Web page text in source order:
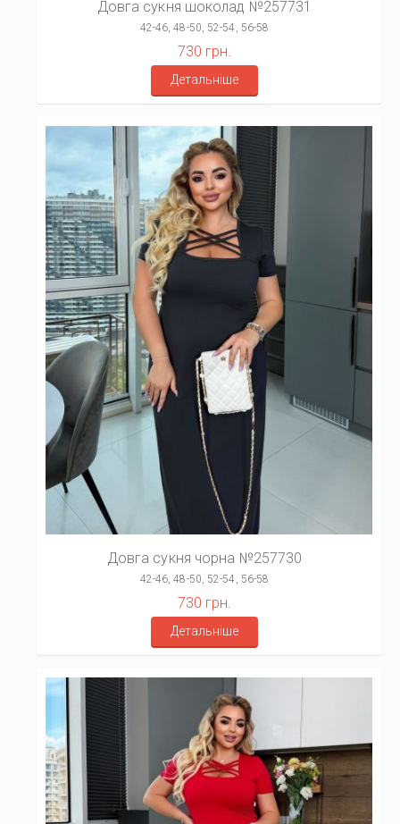
Довга сукня шоколад №257731
42-46, 48-50, 52-54, 56-58
730 грн.
Детальніше
Довга сукня чорна №257730
42-46, 48-50, 52-54, 56-58
730 грн.
Детальніше